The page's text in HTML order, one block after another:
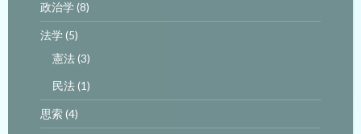
政治学(8)
法学(5)
憲法(3)
民法(1)
思索(4)